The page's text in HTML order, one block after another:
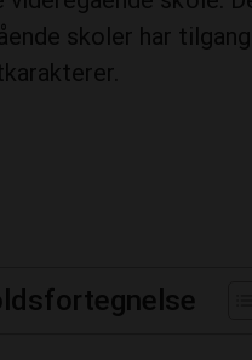
skoler har